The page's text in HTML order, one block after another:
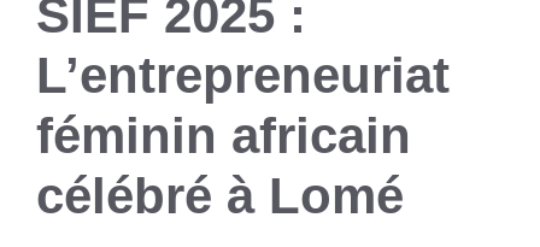
SIEF 2025 :
L’entrepreneuriat
féminin africain
célébré à Lomé